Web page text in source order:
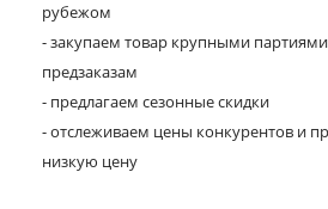
рубежом
- закупаем товар крупными
предзаказам
- предлагаем сезонные скидки
- отслеживаем цены конкурентов и
низкую цену